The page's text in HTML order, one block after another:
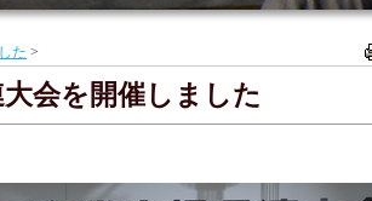
た >
会を開催しました